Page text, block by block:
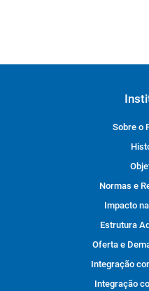
Sobre o
Normas e
Impacto
Estrutura
Oferta e
Integração
Integração